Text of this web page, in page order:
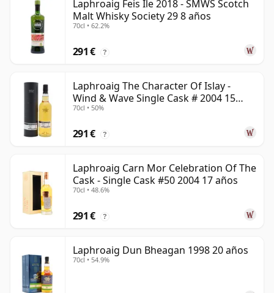
Laphroaig Feis Ile 2018 - SMWS Scotch
Malt Whisky Society 29 8 años
70cl • 62.2%
291 € ?
Laphroaig The Character Of Islay -
Wind & Wave Single Cask # 2004 15
años
70cl • 50%
291 € ?
Laphroaig Carn Mor Celebration Of The
Cask - Single Cask #50 2004 17 años
70cl • 48.6%
291 € ?
Laphroaig Dun Bheagan 1998 20 años
70cl • 54.9%